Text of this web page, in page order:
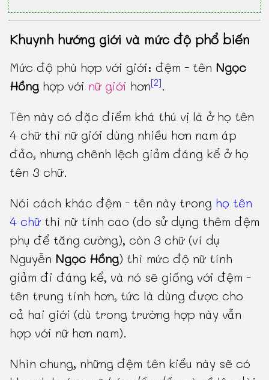
Khuynh hướng giới và mức độ phổ biến
Mức độ phù hợp với giới: đệm - tên Ngọc
Hồng hợp với nữ giới hơn[2].
Tên này có đặc điểm khá thú vị là ở họ tên
4 chữ thì nữ giới dùng nhiều hơn nam áp
đảo, nhưng chênh lệch giảm đáng kể ở họ
tên 3 chữ.
Nói cách khác đệm - tên này trong họ tên
4 chữ thì nữ tính cao (do sử dụng thêm đệm
phụ để tăng cường), còn 3 chữ (ví dụ
Nguyễn Ngọc Hồng) thì mức độ nữ tính
giảm đi đáng kể, và nó sẽ giống với đệm -
tên trung tính hơn, tức là dùng được cho
cả hai giới (dù trong trường hợp này vẫn
hợp với nữ hơn nam).
Nhìn chung, những đệm tên kiểu này sẽ có